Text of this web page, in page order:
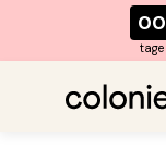
00
tage